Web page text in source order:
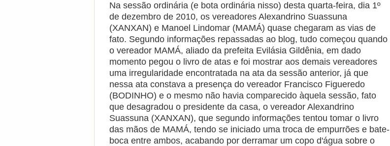
Na sessão ordinária (e bota ordinária nisso) desta quarta-feira, dia 1º
de dezembro de 2010, os vereadores Alexandrino Suassuna
(XANXAN) e Manoel Lindomar (MAMÁ) quase chegaram as vias de
fato. Segundo informações repassadas ao blog, tudo começou quando
o vereador MAMÁ, aliado da prefeita Evilásia Gildênia, em dado
momento pegou o livro de atas e foi mostrar aos demais vereadores
uma irregularidade encontratada na ata da sessão anterior, já que
nessa ata constava a presença do vereador Francisco Figueredo
(BODINHO) e o mesmo não havia comparecido àquela sessão, fato
que desagradou o presidente da casa, o vereador Alexandrino
Suassuna (XANXAN), que segundo informações tentou tomar o livro
das mãos de MAMÁ, tendo se iniciado uma troca de empurrões e bate-
boca entre ambos, acabando por derramar um copo d'água sobre o